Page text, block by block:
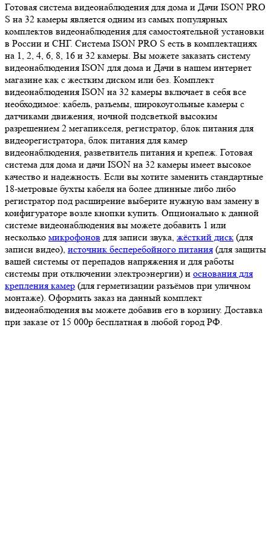
Готовая система видеонаблюдения для дома и Дачи ISON PRO
S на 32 камеры является одним из самых популярных
комплектов видеонаблюдения для самостоятельной установки
в России и СНГ. Система ISON PRO S есть в комплектациях
на 1, 2, 4, 6, 8, 16 и 32 камеры. Вы можете заказать систему
видеонаблюдения ISON для дома и Дачи в нашем интернет
магазине как с жестким диском или без. Комплект
видеонаблюдения ISON на 32 камеры включает в себя все
необходимое: кабель, разъемы, широкоугольные камеры с
датчиками движения, ночной подсветкой высоким
разрешением 2 мегапикселя, регистратор, блок питания для
видеорегистратора, блок питания для камер
видеонаблюдения, разветвитель питания и крепеж. Готовая
система для дома и дачи ISON на 32 камеры имеет высокое
качество и надежность. Если вы хотите заменить стандартные
18-метровые бухты кабеля на более длинные либо либо
регистратор под расширение выберите нужную вам замену в
конфигураторе возле кнопки купить. Опционально к данной
системе видеонаблюдения вы можете добавить 1 или
несколько микрофонов для записи звука, жёсткий диск (для
записи видео), источник бесперебойного питания (для защиты
вашей системы от перепадов напряжения и для работы
системы при отключении электроэнергии) и основания для
крепления камер (для герметизации разъёмов при уличном
монтаже). Оформить заказ на данный комплект
видеонаблюдения вы можете добавив его в корзину. Доставка
при заказе от 15 000р бесплатная в любой город РФ.